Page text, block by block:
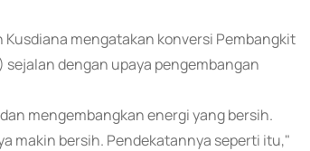
Kusdiana mengatakan konversi Pembangkit
sejalan dengan upaya pengembangan
mengembangkan energi yang bersih.
makin bersih. Pendekatannya seperti itu,"